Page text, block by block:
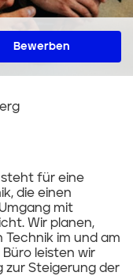
Bewerben
steht für eine
die einen
mit
Wir planen,
im und am
Büro leisten wir
zur Steigerung der